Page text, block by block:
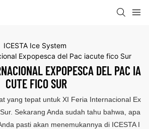
ICESTA Ice System
Expopesca del Pac iacute fico Sur
EXPOPESCA DEL PAC IA
CUTE FICO SUR
yang tepat untuk XI Feria Internacional Ex
Sekarang Anda sudah tahu bahwa, apa
pasti akan menemukannya di ICESTA I